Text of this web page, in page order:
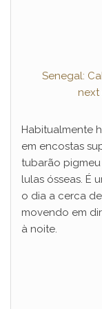
Senegal:
next
Habitualmente
em encostas
tubarão
lulas ósseas. É
o dia a cerca
movendo em
à noite.